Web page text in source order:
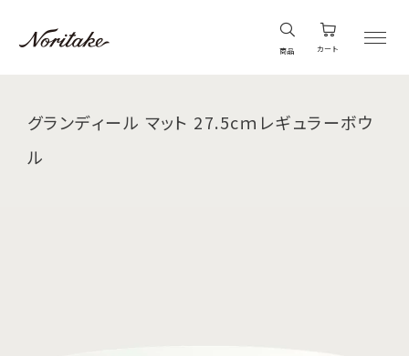
商品 カート
グランディール マット 27.5cｍレギュラーボウ
ル